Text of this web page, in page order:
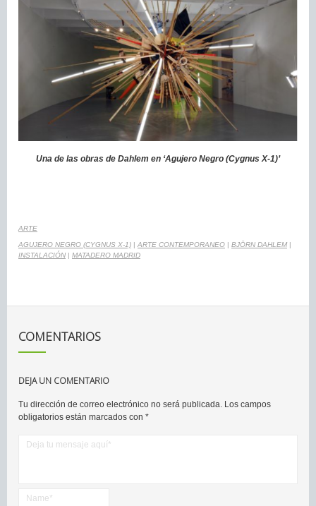
Una de las obras de Dahlem en ‘Agujero Negro (Cygnus X-1)’
ARTE
AGUJERO NEGRO (CYGNUS X-1) ARTE CONTEMPORANEO BJÖRN DAHLEM
INSTALACIÓN
MATADERO MADRID
COMENTARIOS
DEJA UN COMENTARIO
Tu dirección de correo electrónico no será publicada. Los campos
obligatorios están marcados con *